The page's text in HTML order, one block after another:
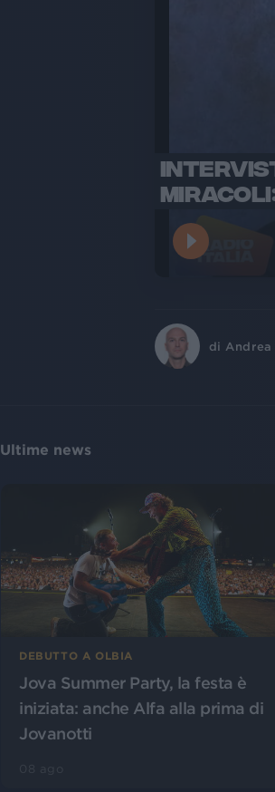
di Andrea
Ultime news
DEBUTTO A OLBIA
Jova Summer Party, la festa è
iniziata: anche Alfa alla prima di
Jovanotti